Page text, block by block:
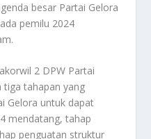
besar Partai Gelora
pemilu 2024
2 DPW Partai
tiga tahapan yang
Gelora untuk dapat
mendatang, tahap
penguatan struktur